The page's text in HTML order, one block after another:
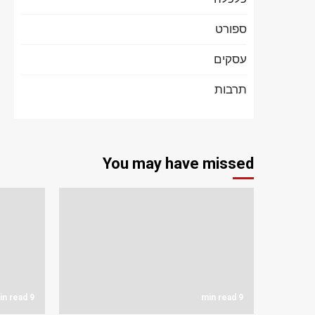
ספורט
עסקים
תרבות
You may have missed
9 min read
9 min read